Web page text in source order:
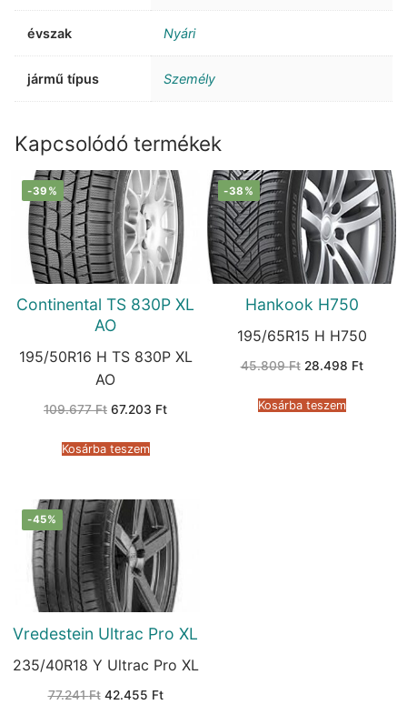
évszak Nyári
jármű típus Személy
Kapcsolódó termékek
-39%
Continental TS 830P XL
AO
195/50R16 H TS 830P XL
AO
109.677Ft Original
109.677 Ft.
67.203 FtCurrent
Kosárba teszem
-38%
Hankook H750
195/65R15 H H750
45.809Ft Original
45.809 Ft.
28.498 FtCurrent
Kosárba teszem
-45%
Vredestein Ultrac Pro XL
235/40R18 Y Ultrac Pro XL
77.241Ft Original
42.455 FtCurrent